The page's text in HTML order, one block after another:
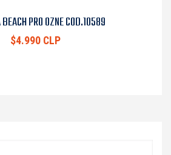
PRO OZNE COD.10589
$4.990 CLP